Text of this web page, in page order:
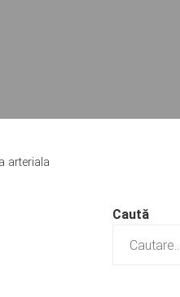
arteriala
Caută